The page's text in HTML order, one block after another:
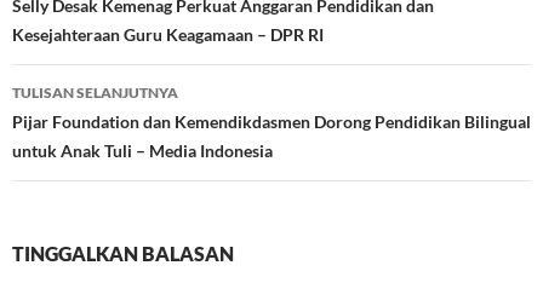
Tulisan
Selly Desak Kemenag Perkuat Anggaran Pendidikan dan
Kesejahteraan Guru Keagamaan – DPR RI
TULISAN SELANJUTNYA
Pijar Foundation dan Kemendikdasmen Dorong Pendidikan Bilingual
untuk Anak Tuli – Media Indonesia
TINGGALKAN BALASAN